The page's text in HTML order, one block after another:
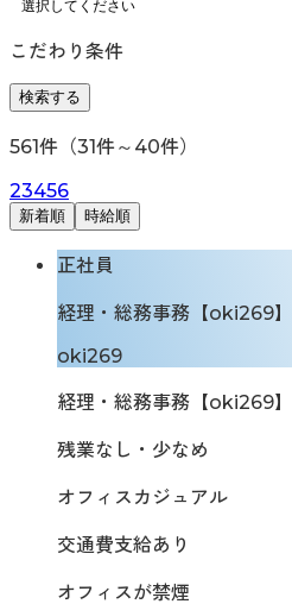
こだわり条件
検索する
561件（31件～ 40件）
23456
新着順 時給順
正社員
経理・総務事務【oki269】
oki269
経理・総務事務【oki269】
残業なし・少なめ
オフィスカジュアル
交通費支給あり
オフィスが禁煙